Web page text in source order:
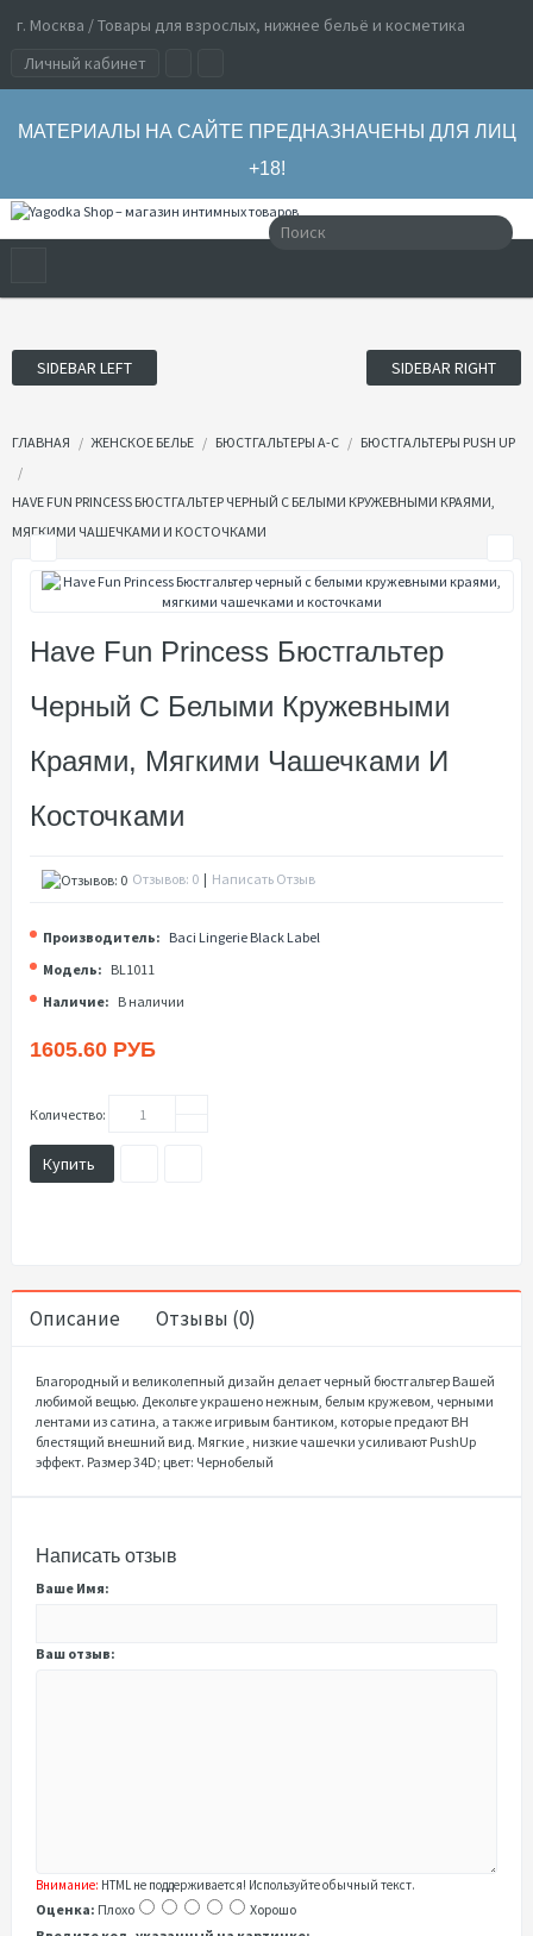
г. Москва / Товары для взрослых, нижнее бельё и косметика
Личный кабинет
МАТЕРИАЛЫ НА САЙТЕ ПРЕДНАЗНАЧЕНЫ ДЛЯ ЛИЦ
+18!
SIDEBAR LEFT SIDEBAR RIGHT
ГЛАВНАЯ ЖЕНСКОЕ БЕЛЬЕ БЮСТГАЛЬТЕРЫ А-С БЮСТГАЛЬТЕРЫ PUSH UP
HAVE FUN PRINCESS БЮСТГАЛЬТЕР ЧЕРНЫЙ С БЕЛЫМИ КРУЖЕВНЫМИ КРАЯМИ,
МЯГКИМИ ЧАШЕЧКАМИ И КОСТОЧКАМИ
Have Fun Princess Бюстгальтер
Черный С Белыми Кружевными
Краями, Мягкими Чашечками И
Косточками
Отзывов: 0 | Написать Отзыв
Производитель: Baci Lingerie Black Label
Модель: BL1011
Наличие: В наличии
1605.60 РУБ
Количество:
Купить
Описание Отзывы (0)
Благородный и великолепный дизайн делает черный бюстгальтер Вашей
любимой вещью. Декольте украшено нежным, белым кружевом, черными
лентами из сатина, а также игривым бантиком, которые предают BH
блестящий внешний вид. Мягкие , низкие чашечки усиливают PushUp
эффект. Размер 34D; цвет: Чернобелый
Написать отзыв
Ваше Имя:
Ваш отзыв:
Внимание: HTML не поддерживается! Используйте обычный текст.
Оценка: Плохо
Хорошо